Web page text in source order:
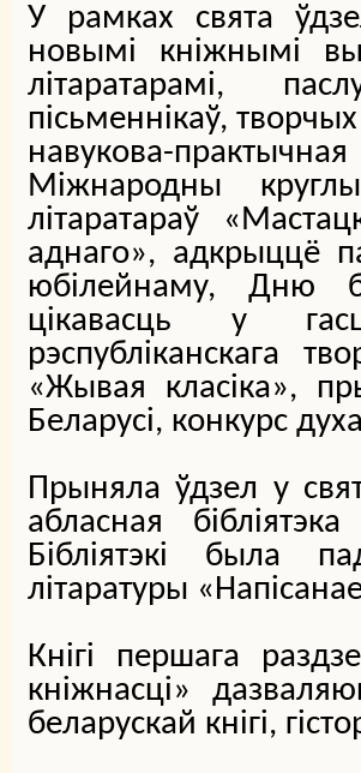
У рамках свята
новымі кніжнымі
літаратарамі,
пісьменнікаў,
навукова-
Міжнародны
літаратараў
аднаго», адкрыццё
юбілейнаму, Дню
цікавасць у
рэспубліканскага
«Жывая класіка»,
Беларусі, конкурс
Прыняла ўдзел у
абласная
Бібліятэкі была
літаратуры
Кнігі першага
кніжнасці»
беларускай кнігі,